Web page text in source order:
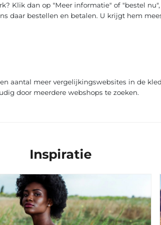
Klik dan op "Meer informatie" of "bestel
daar bestellen en betalen. U krijgt hem
aantal meer vergelijkingswebsites in de
door meerdere webshops te zoeken.
Inspiratie